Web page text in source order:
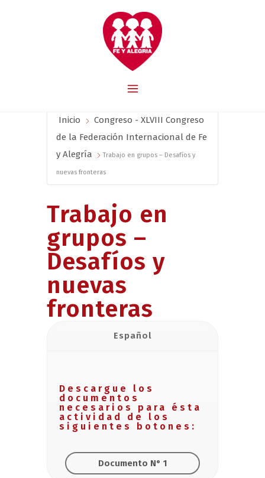
Inicio
Congreso - XLVIII Congreso
de la Federación Internacional de Fe
y Alegría
Trabajo en grupos – Desafíos y
nuevas fronteras
Trabajo en
grupos –
Desafíos y
nuevas
fronteras
Español
Descargue los
documentos
necesarios para ésta
actividad de los
siguientes botones:
Documento N° 1